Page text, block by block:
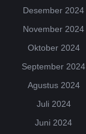
Desember 2024
November 2024
Oktober 2024
September 2024
Agustus 2024
Juli 2024
Juni 2024